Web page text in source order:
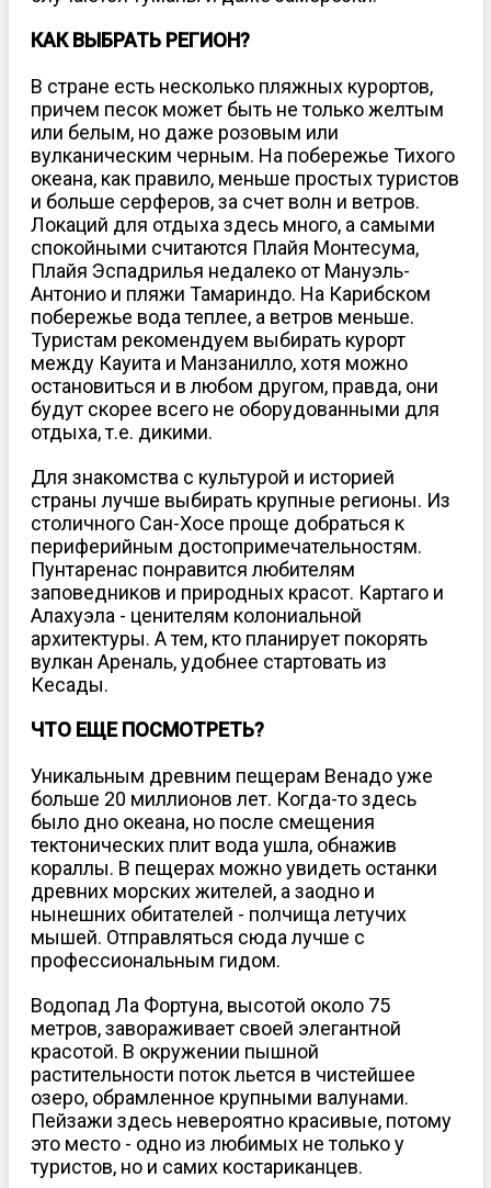
КАК ВЫБРАТЬ РЕГИОН?
В стране есть несколько пляжных курортов,
причем песок может быть не только желтым
или белым, но даже розовым или
вулканическим черным. На побережье Тихого
океана, как правило, меньше простых туристов
и больше серферов, за счет волн и ветров.
Локаций для отдыха здесь много, а самыми
спокойными считаются Плайя Монтесума,
Плайя Эспадрилья недалеко от Мануэль-
Антонио и пляжи Тамариндо. На Карибском
побережье вода теплее, а ветров меньше.
Туристам рекомендуем выбирать курорт
между Кауита и Манзанилло, хотя можно
остановиться и в любом другом, правда, они
будут скорее всего не оборудованными для
отдыха, т.е. дикими.
Для знакомства с культурой и историей
страны лучше выбирать крупные регионы. Из
столичного Сан-Хосе проще добраться к
периферийным достопримечательностям.
Пунтаренас понравится любителям
заповедников и природных красот. Картаго и
Алахуэла - ценителям колониальной
архитектуры. А тем, кто планирует покорять
вулкан Ареналь, удобнее стартовать из
Кесады.
ЧТО ЕЩЕ ПОСМОТРЕТЬ?
Уникальным древним пещерам Венадо уже
больше 20 миллионов лет. Когда-то здесь
было дно океана, но после смещения
тектонических плит вода ушла, обнажив
кораллы. В пещерах можно увидеть останки
древних морских жителей, а заодно и
нынешних обитателей - полчища летучих
мышей. Отправляться сюда лучше с
профессиональным гидом.
Водопад Ла Фортуна, высотой около 75
метров, завораживает своей элегантной
красотой. В окружении пышной
растительности поток льется в чистейшее
озеро, обрамленное крупными валунами.
Пейзажи здесь невероятно красивые, потому
это место - одно из любимых не только у
туристов, но и самих костариканцев.